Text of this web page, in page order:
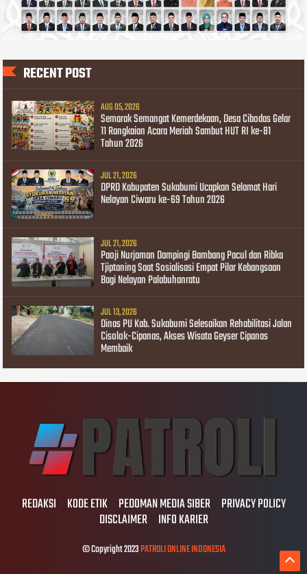
RECENT POST
AUG 05, 2026
Semarak Semangat Kemerdekaan, Desa Cibodas Gelar
11 Rangkaian Acara Meriah Sambut HUT RI ke-81
Tahun 2026
JUL 21, 2026
DPRD Kabupaten Sukabumi Ucapkan Selamat Hari
Nelayan Ciwaru ke-69 Tahun 2026
JUL 21, 2026
Paoji Nurjaman Dampingi Bambang Pacul dan Ribka
Tjiptaning Saat Sosialisasi Empat Pilar Kebangsaan
Bagi Nelayan Palabuhanratu
JUL 13, 2026
Dinas PU Kab. Sukabumi Selesaikan Rehabilitasi Jalan
Cisolok-Cipanas, Akses Wisata Geyser Cipanas
Membaik
REDAKSI KODE ETIK PEDOMAN MEDIA SIBER PRIVACY POLICY
DISCLAIMER INFO KARIER
© Copyright 2023PATROLI ONLINE INDONESIA